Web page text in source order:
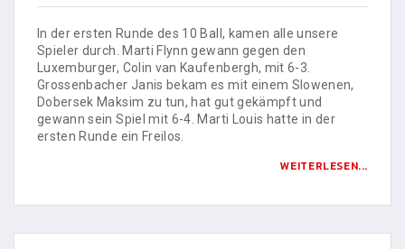
In der ersten Runde des 10 Ball, kamen alle unsere
Spieler durch. Marti Flynn gewann gegen den
Luxemburger, Colin van Kaufenbergh, mit 6-3.
Grossenbacher Janis bekam es mit einem Slowenen,
Dobersek Maksim zu tun, hat gut gekämpft und
gewann sein Spiel mit 6-4. Marti Louis hatte in der
ersten Runde ein Freilos.
WEITERLESEN...